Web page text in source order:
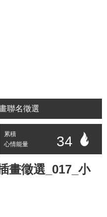
聯名徵選
累積
心情能量
34
畫徵選_017_小